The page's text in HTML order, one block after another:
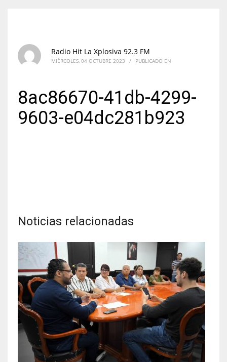
Radio Hit La Xplosiva 92.3 FM
MIÉRCOLES, 04 OCTUBRE 2023 / PUBLICADO EN
8ac86670-41db-4299-
9603-e04dc281b923
Noticias relacionadas